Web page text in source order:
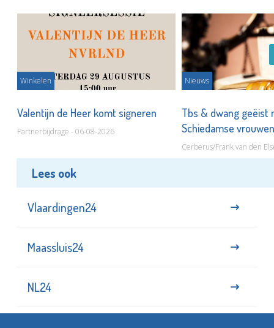
Winkelen
Valentijn de Heer komt signeren
Partnerbijdrage - 06-08-2026
Nieuws
Tbs & dwang geëist
Schiedamse
Cerberus/Frank van den
Lees ook
Vlaardingen24
Maassluis24
NL24